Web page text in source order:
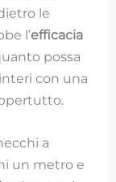
le
l’efficacia
possa
con una
a
un metro e